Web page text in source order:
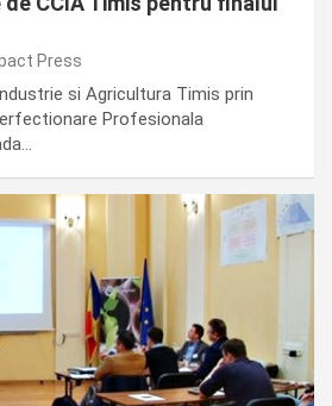
Press
si Agricultura Timis prin
Profesionala